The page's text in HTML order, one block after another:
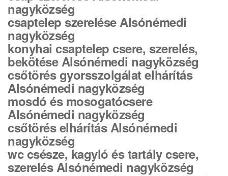
nagyközség
csaptelep szerelése Alsónémedi
nagyközség
konyhai csaptelep csere, szerelés,
bekötése Alsónémedi nagyközség
csőtörés gyorsszolgálat elhárítás
Alsónémedi nagyközség
mosdó és mosogatócsere
Alsónémedi nagyközség
csőtörés elhárítás Alsónémedi
nagyközség
wc csésze, kagyló és tartály csere,
szerelés Alsónémedi nagyközség